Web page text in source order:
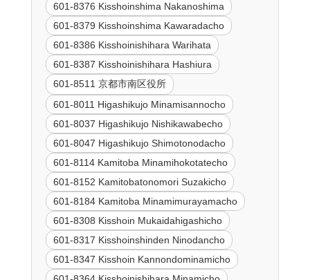
601-8376 Kisshoinshima Nakanoshima
601-8379 Kisshoinshima Kawaradacho
601-8386 Kisshoinishihara Warihata
601-8387 Kisshoinishihara Hashiura
601-8511 京都市南区役所
601-8011 Higashikujo Minamisannocho
601-8037 Higashikujo Nishikawabecho
601-8047 Higashikujo Shimotonodacho
601-8114 Kamitoba Minamihokotatecho
601-8152 Kamitobatonomori Suzakicho
601-8184 Kamitoba Minamimurayamacho
601-8308 Kisshoin Mukaidahigashicho
601-8317 Kisshoinshinden Ninodancho
601-8347 Kisshoin Kannondominamicho